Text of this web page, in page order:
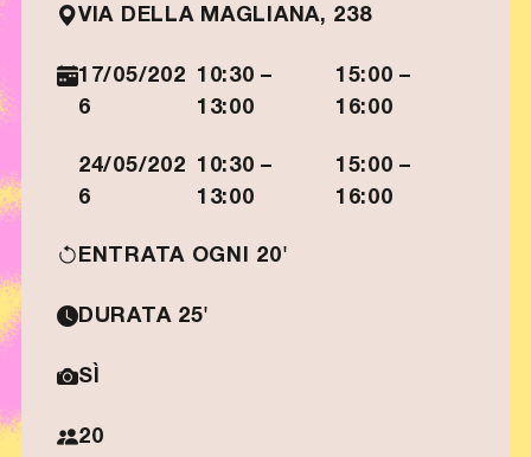
VIA DELLA MAGLIANA, 238
17/05/202
6
10:30 –
13:00
15:00 –
16:00
24/05/202
6
10:30 –
13:00
15:00 –
16:00
ENTRATA OGNI 20'
DURATA 25'
SÌ
20